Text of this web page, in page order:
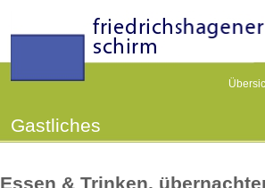
Gastliches
Essen & Trinken,